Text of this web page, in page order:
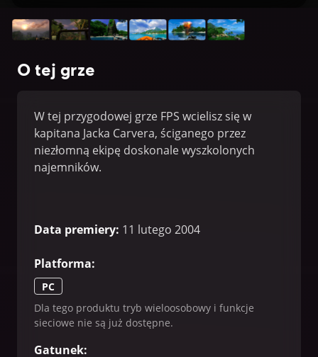
O tej grze
W tej przygodowej grze FPS wcielisz się w
kapitana Jacka Carvera, ściganego przez
niezłomną ekipę doskonale wyszkolonych
najemników.
Data premiery: 11 lutego 2004
Platforma:
PC
Dla tego produktu tryb wieloosobowy i funkcje
sieciowe nie są już dostępne.
Gatunek: